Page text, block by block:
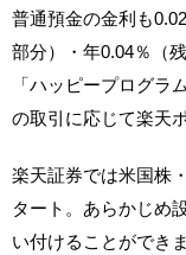
普通預金の金利も
部分）・年0.04％（
「ハッピープログラ
の取引に応じて楽天
楽天証券では米国株
タート。あらかじめ
い付けることができ